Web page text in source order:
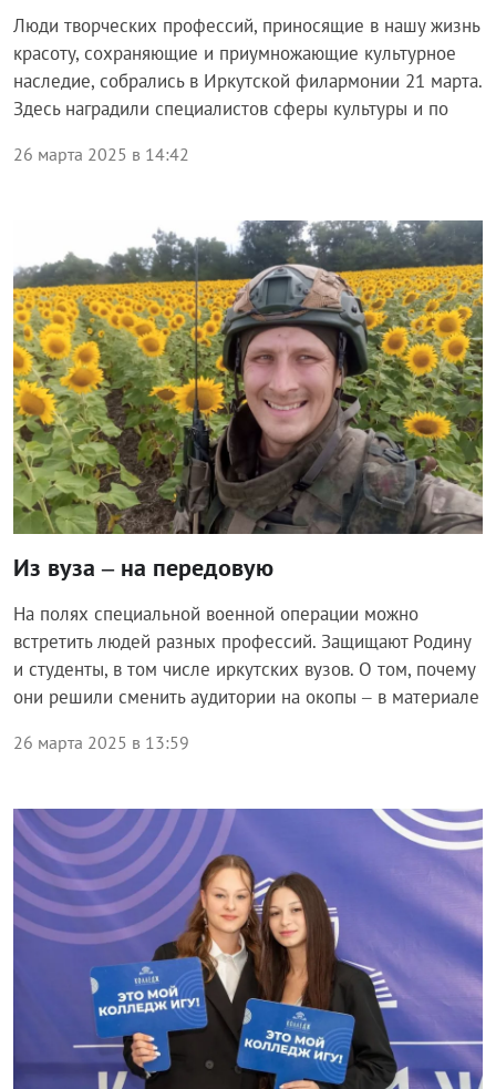
Люди творческих профессий, приносящие в нашу жизнь
красоту, сохраняющие и приумножающие культурное
наследие, собрались в Иркутской филармонии 21 марта.
Здесь наградили специалистов сферы культуры и по
26 марта 2025 в 14:42
Общество
Из вуза – на передовую
На полях специальной военной операции можно
встретить людей разных профессий. Защищают Родину
и студенты, в том числе иркутских вузов. О том, почему
они решили сменить аудитории на окопы – в материале
26 марта 2025 в 13:59
Общество